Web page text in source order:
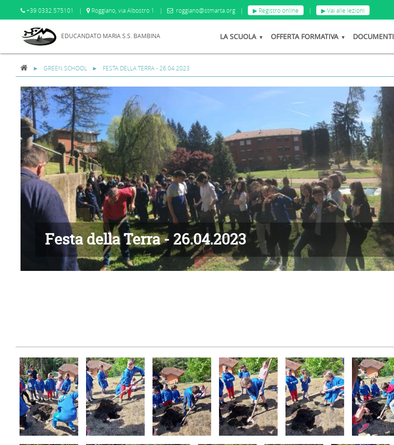
+39 0332.575101 | Roggiano, via Albostro 1 | roggiano@stmarta.org | ▶ Registro online | ▶ Vai alle lezioni
EDUCANDATO MARIA S.S. BAMBINA LA SCUOLA OFFERTA FORMATIVA DOCUMENTI
GREEN SCHOOL FESTA DELLA TERRA - 26.04.2023
Festa della Terra - 26.04.2023